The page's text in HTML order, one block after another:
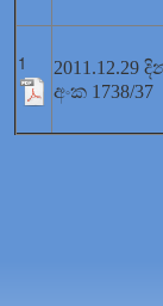
1
2011.12.29
අංක 1738/37